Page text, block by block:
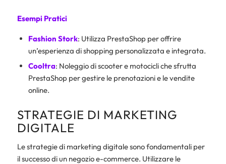
Esempi Pratici
Fashion Stork: Utilizza PrestaShop per offrire
un’esperienza di shopping personalizzata e integrata.
Cooltra: Noleggio di scooter e motocicli che sfrutta
PrestaShop per gestire le prenotazioni e le vendite
online.
STRATEGIE DI MARKETING
DIGITALE
Le strategie di marketing digitale sono fondamentali per
il successo di un negozio e-commerce. Utilizzare le